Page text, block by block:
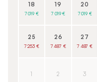
18
7 019 €
19
7 019 €
20
7 019 €
25
7 253 €
26
7 487 €
27
7 487 €
1 2 3